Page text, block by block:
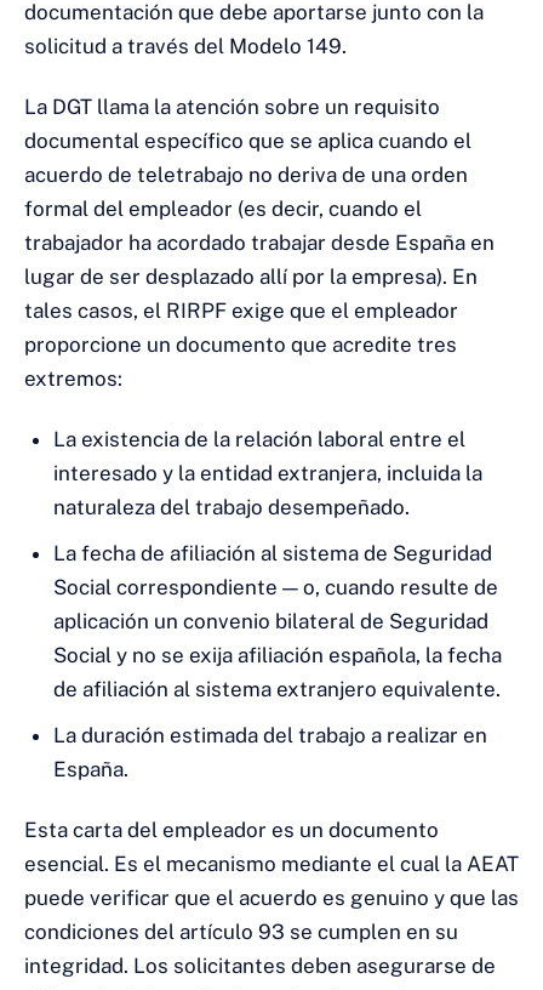
documentación que debe aportarse junto con la
solicitud a través del Modelo 149.
La DGT llama la atención sobre un requisito
documental específico que se aplica cuando el
acuerdo de teletrabajo no deriva de una orden
formal del empleador (es decir, cuando el
trabajador ha acordado trabajar desde España en
lugar de ser desplazado allí por la empresa). En
tales casos, el RIRPF exige que el empleador
proporcione un documento que acredite tres
extremos:
La existencia de la relación laboral entre el
interesado y la entidad extranjera, incluida la
naturaleza del trabajo desempeñado.
La fecha de afiliación al sistema de Seguridad
Social correspondiente — o, cuando resulte de
aplicación un convenio bilateral de Seguridad
Social y no se exija afiliación española, la fecha
de afiliación al sistema extranjero equivalente.
La duración estimada del trabajo a realizar en
España.
Esta carta del empleador es un documento
esencial. Es el mecanismo mediante el cual la AEAT
puede verificar que el acuerdo es genuino y que las
condiciones del artículo 93 se cumplen en su
integridad. Los solicitantes deben asegurarse de